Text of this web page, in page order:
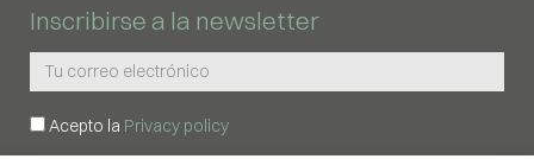
Inscribirse a la newsletter
Acepto la Privacy policy